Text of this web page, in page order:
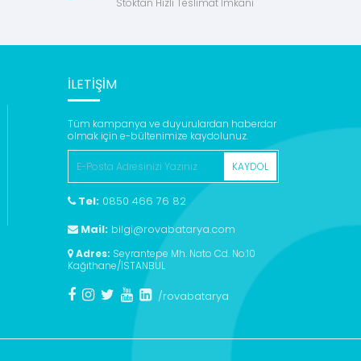
Stoktan Hızlı Teslimat İmkanı
İLETİŞİM
Tüm kampanya ve duyurulardan haberdar
olmak için e-bültenimize kaydolunuz.
KAYDOL
Tel:0850 466 76 82
Mail:bilgi@rovabatarya.com
Adres: Seyrantepe Mh. Nato Cd. No:10
Kağıthane/İSTANBUL
/rovabatarya